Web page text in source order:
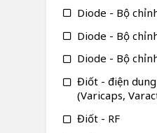
Diode - Bộ
Diode - Bộ
Diode - Bộ
Điốt - điện
(Varicaps,
Điốt - RF